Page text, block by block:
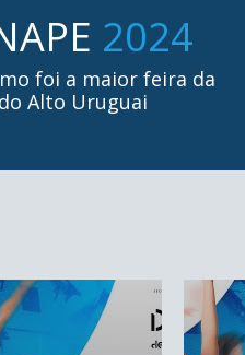
2024
foi a maior feira da
Alto Uruguai